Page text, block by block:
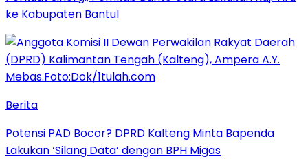
ke Kabupaten Bantul
Berita
Potensi PAD Bocor? DPRD Kalteng Minta Bapenda
Lakukan ‘Silang Data’ dengan BPH Migas